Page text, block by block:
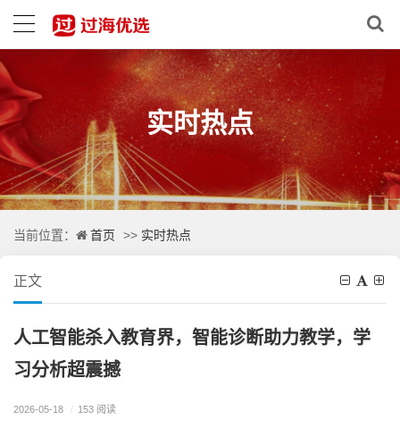
实时热点
当前位置： 首页 >> 实时热点
正文
人工智能杀入教育界，智能诊断助力教学，学
习分析超震撼
2026-05-18 / 153 阅读